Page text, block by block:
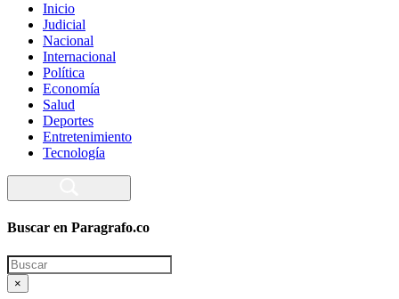
Inicio
Judicial
Nacional
Internacional
Política
Economía
Salud
Deportes
Entretenimiento
Tecnología
Buscar en Paragrafo.co
Search
×